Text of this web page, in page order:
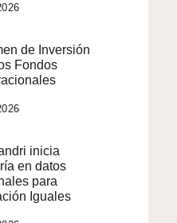
de Inversión
Fondos
inicia
en datos
para
Iguales